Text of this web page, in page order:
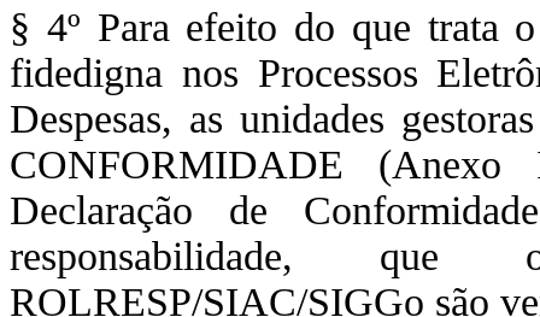
§ 4º Para efeito do que trata
fidedigna nos Processos
Despesas, as unidades
CONFORMIDADE
Declaração de
responsabilidade,
ROLRESP/SIAC/SIGGo são